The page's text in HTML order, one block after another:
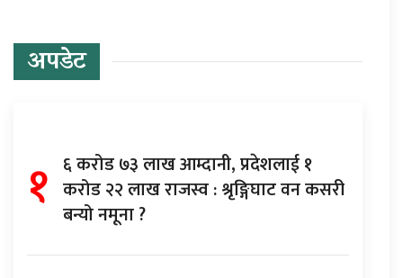
अपडेट
१ ६ करोड ७३ लाख आम्दानी, प्रदेशलाई १
करोड २२ लाख राजस्व : श्रृङ्गिघाट वन कसरी
बन्यो नमूना ?